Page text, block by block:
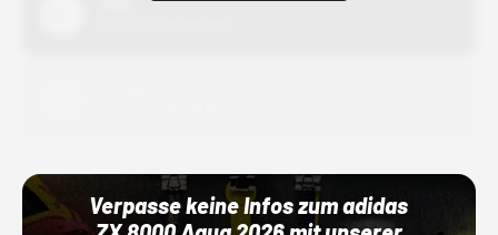
Verpasse keine Infos zum adidas